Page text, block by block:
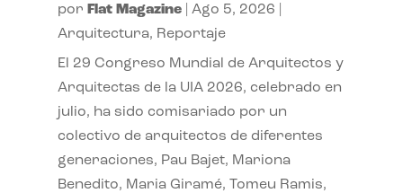
por Flat Magazine| Ago 5, 2026
Arquitectura, Reportaje
El 29 Congreso Mundial de Arquitectos y
Arquitectas de la UIA 2026, celebrado en
julio, ha sido comisariado por un
colectivo de arquitectos de diferentes
generaciones, Pau Bajet, Mariona
Benedito, Maria Giramé, Tomeu Ramis,